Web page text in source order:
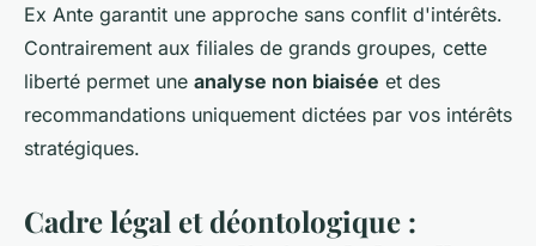
Ex Ante garantit une approche sans conflit d'intérêts.
Contrairement aux filiales de grands groupes, cette
liberté permet une analyse non biaisée et des
recommandations uniquement dictées par vos intérêts
stratégiques.
Cadre légal et déontologique :